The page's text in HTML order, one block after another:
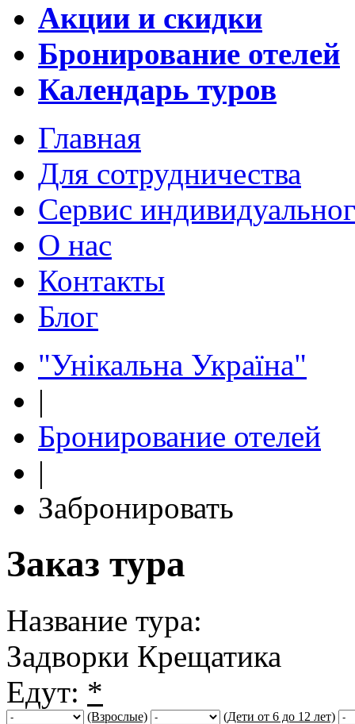
Акции и скидки
Бронирование отелей
Календарь туров
Главная
Для сотрудничества
Сервис
О нас
Контакты
Блог
"Унікальна Україна"
|
Бронирование отелей
|
Забронировать
Заказ тура
Название тура:
Задворки Крещатика
Едут: *
(Взрослые) (Дети от 6 до 12 лет)